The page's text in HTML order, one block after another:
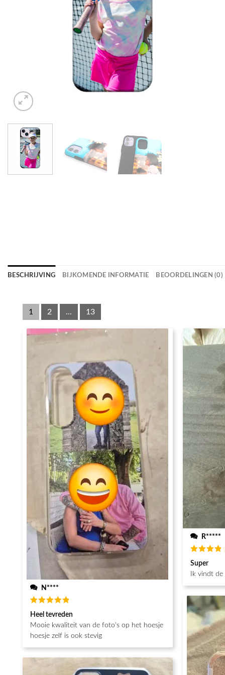
BESCHRIJVING BIJKOMENDE INFORMATIE BEOORDELINGEN (0)
1 2 ... 13
N****
Beoordeeld
5van de 5
Heel tevreden
Mooie kwaliteit van de foto's op het hoesje
hoesje zelf is ook stevig
R*****
Beoordeeld
4van de
5
Super
Ik vindt